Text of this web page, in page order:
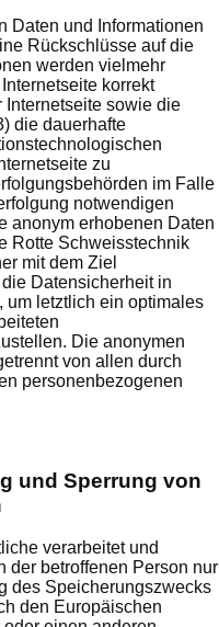
Daten und Informationen
Rückschlüsse auf die
werden vielmehr
korrekt
Internetseite sowie die
die dauerhafte
zu
im Falle
notwendigen
anonym erhobenen Daten
Rotte Schweisstechnik
mit dem Ziel
Datensicherheit in
um letztlich ein optimales
Die anonymen
von allen durch
personenbezogenen
und Sperrung von
verarbeitet und
der betroffenen Person nur
des Speicherungszwecks
den Europäischen